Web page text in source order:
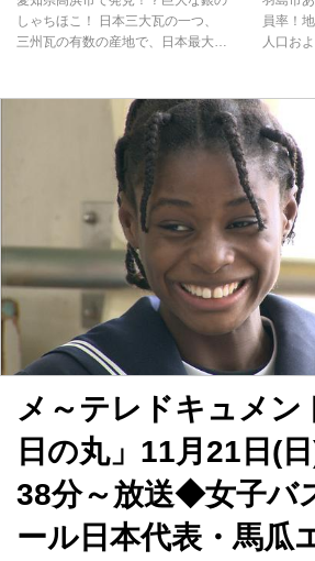
しゃちほこ！ 日本三大瓦の一つ、
三州瓦の有数の産地で、日本最大の
マにした美術館「高浜市やきものの
里 かわら美術館」にマチQがやって
きました。 そして、かわら美術館
の入り口にそびえ立つ巨大オブジェ
こそ、瓦の街として有名な高浜市の
名物、銀のしゃちほこです！ 左右
にどんと構えた銀のしゃちほこ。す
ごい迫力です・・・。道行く人の目
を釘付けにしてしまうこと間違いな
しですね！ しゃちほこと言えば、
名古屋城のしゃちほこが有名なこと
もあり、金色の姿を思い浮かべる方
も多いのではないでしょうか。一
方、かわら美術館の...
員率！
人口お
停まる
そこで
は、そ
あるを
く街中
みたと
市民の
した「
は、岐
りてす
気は健
さんは
る。雨
と、広
メ～テレドキュメン
日の丸」11月21日(
38分～放送◆女子バ
ール日本代表・馬瓜